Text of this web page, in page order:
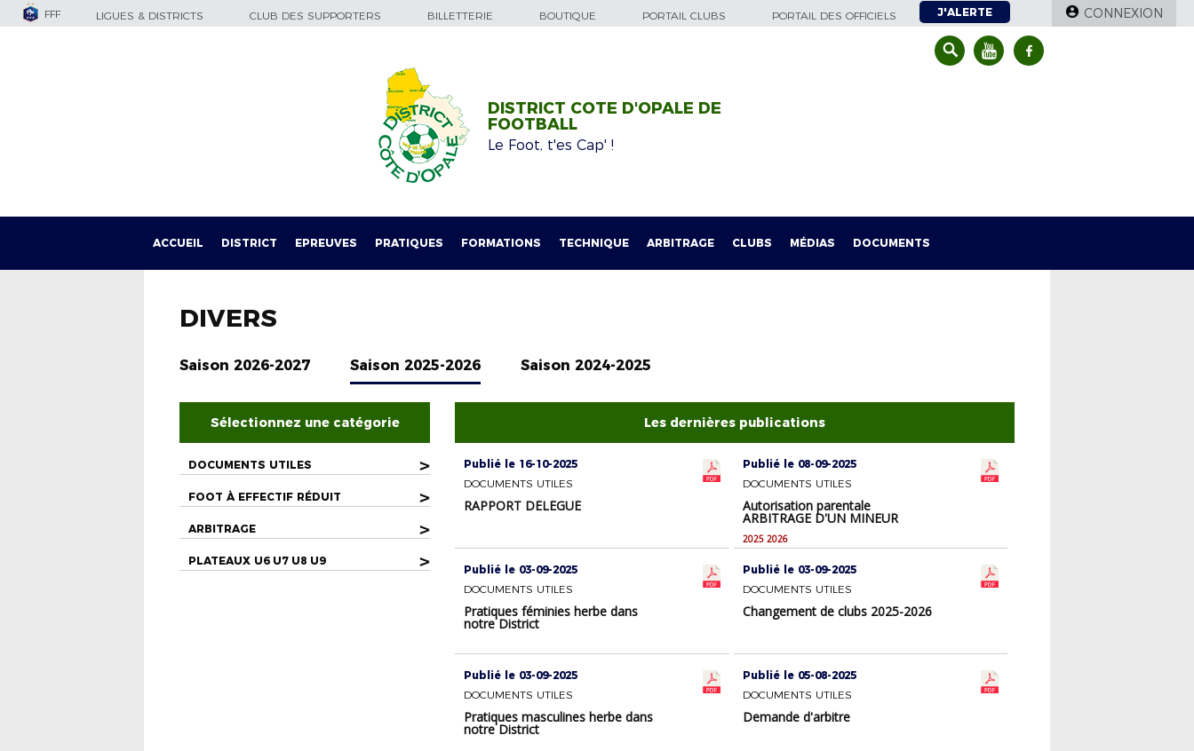
FFF LIGUES & DISTRICTS CLUB DES SUPPORTERS BILLETTERIE BOUTIQUE PORTAIL CLUBS PORTAIL DES OFFICIELS J'ALERTE CONNEXION
DISTRICT COTE D'OPALE DE
FOOTBALL
Le Foot, t'es Cap' !
ACCUEIL DISTRICT EPREUVES PRATIQUES FORMATIONS TECHNIQUE ARBITRAGE CLUBS MÉDIAS DOCUMENTS
DIVERS
Saison 2026-2027 Saison 2025-2026 Saison 2024-2025
Sélectionnez une catégorie
DOCUMENTS UTILES >
FOOT À EFFECTIF RÉDUIT >
ARBITRAGE >
PLATEAUX U6 U7 U8 U9 >
Les dernières publications
Publié le 16-10-2025
DOCUMENTS UTILES
RAPPORT DÉLÉGUÉ
Publié le 08-09-2025
DOCUMENTS UTILES
Autorisation parentale
ARBITRAGE D'UN MINEUR
2025 2026
Publié le 03-09-2025
DOCUMENTS UTILES
Pratiques féminies herbe dans
notre District
Publié le 03-09-2025
DOCUMENTS UTILES
Changement de clubs 2025-2026
Publié le 03-09-2025
DOCUMENTS UTILES
Pratiques masculines herbe dans
notre District
Publié le 05-08-2025
DOCUMENTS UTILES
Demande d'arbitre